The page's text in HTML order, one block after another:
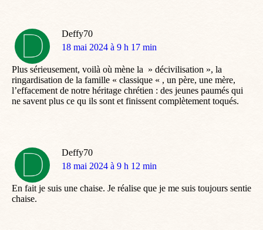
Deffy70
dit
18 mai 2024 à 9 h 17 min
Plus sérieusement, voilà où mène la » décivilisation », la
ringardisation de la famille « classique « , un père, une mère,
l’effacement de notre héritage chrétien : des jeunes paumés qui
ne savent plus ce qu ils sont et finissent complètement toqués.
Deffy70
dit
18 mai 2024 à 9 h 12 min
En fait je suis une chaise. Je réalise que je me suis toujours sentie
chaise.